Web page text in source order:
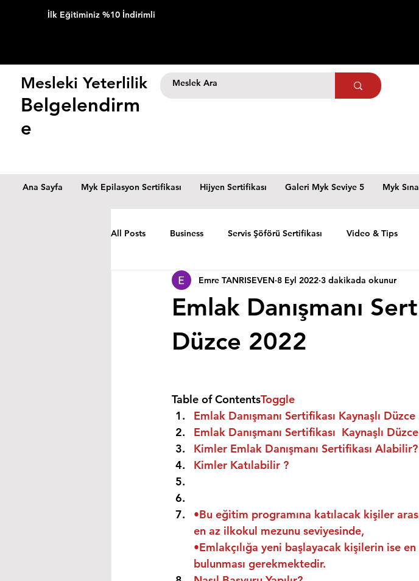
İlk Eğitiminiz %10 İndirimli
Mesleki Yeterlilik
Belgelendirm
e
Ana Sayfa Myk Epilasyon Sertifikası Hijyen Sertifikası Galeri Myk Seviye 5 Myk
All Posts Business Servis Şöförü Sertifikası Video & Tips
Emlak Danışmanı
Düzce 2022
Emre TANRISEVEN 8 Eyl 2022 3 dakikada okunur
Table of ContentsToggle
Emlak Danışmanı Sertifikası Kaynaşlı
Emlak Danışmanı Sertifikası  Kaynaşlı Düzce
Kimler Emlak Danışmanı Sertifikası Alabilir?
Kimler Katılabilir ?
•Bu eğitim programına katılacak kişiler
en az ilkokul mezunu seviyesinde,
•Emlakçılığa yeni başlayacak kişilerin ise
bulunması gerekmektedir.